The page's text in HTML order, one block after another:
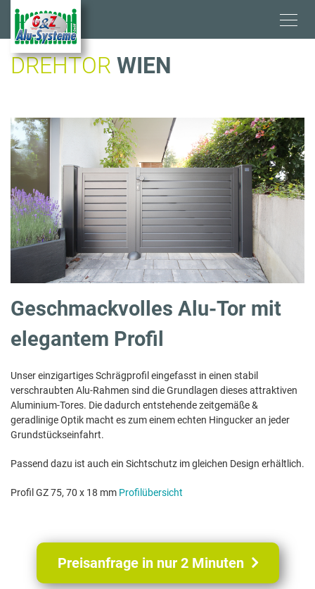
Direkt
Inhalt
DREHTOR WIEN
Geschmackvolles Alu-Tor mit
elegantem Profil
Unser einzigartiges Schrägprofil eingefasst in einen stabil
verschraubten Alu-Rahmen sind die Grundlagen dieses attraktiven
Aluminium-Tores. Die dadurch entstehende zeitgemäße &
geradlinige Optik macht es zum einem echten Hingucker an jeder
Grundstückseinfahrt.
Passend dazu ist auch ein Sichtschutz im gleichen Design erhältlich.
Profil GZ 75, 70 x 18 mm Profilübersicht
Preisanfrage in nur 2 Minuten